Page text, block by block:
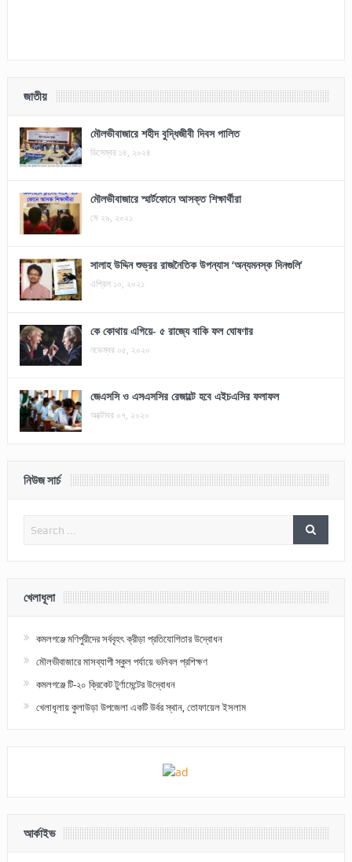
জাতীয়
মৌলভীবাজারে শহীদ বুদ্ধিজীবী দিবস পালিত
ডিসেম্বর ১৪, ২০২৪
মৌলভীবাজারে স্মার্টফোনে আসক্ত শিক্ষার্থীরা
মে ২৯, ২০২১
সালাহ উদ্দিন শুভ্রর রাজনৈতিক উপন্যাস ‘অন্যমনস্ক দিনগুলি’
এপ্রিল ১০, ২০২১
কে কোথায় এগিয়ে- ৫ রাজ্যে বাকি ফল ঘোষণার
নভেম্বর ০৫, ২০২০
জেএসসি ও এসএসসির রেজাল্টে হবে এইচএসির ফলাফল
অক্টোবর ০৭, ২০২০
নিউজ সার্চ
খেলাধূলা
কমলগঞ্জে মণিপুরীদের সর্ববৃহৎ ক্রীড়া প্রতিযোগিতার উদ্বোধন
মৌলভীবাজারে মাসব্যাপী স্কুল পর্যায়ে ভলিবল প্রশিক্ষণ
কমলগঞ্জে টি-২০ ক্রিকেট টুর্ণামেন্টের উদ্বোধন
খেলাধূলায় কুলাউড়া উপজেলা একটি উর্বর স্থান, তোফায়েল ইসলাম
আর্কাইভ